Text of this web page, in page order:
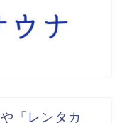
「レンタカ